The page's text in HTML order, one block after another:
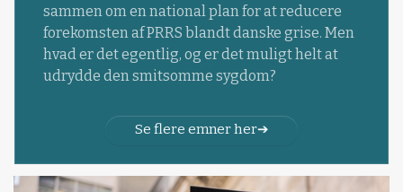
sammen om en national plan for at reducere
forekomsten af PRRS blandt danske grise. Men
hvad er det egentlig, og er det muligt helt at
udrydde den smitsomme sygdom?
Se flere emner her